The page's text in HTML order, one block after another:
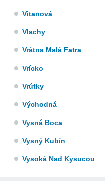
Vitanová
Vlachy
Vrátna Malá Fatra
Vrícko
Vrútky
Východná
Vysná Boca
Vysný Kubín
Vysoká Nad Kysucou